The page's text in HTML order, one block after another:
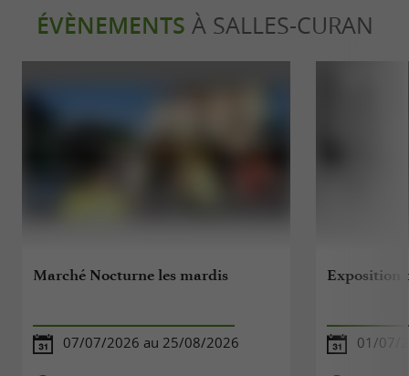
ÉVÈNEMENTS À SALLES-CURAN
Marché Nocturne les mardis
07/07/2026 au 25/08/2026
Exposition
01/07/